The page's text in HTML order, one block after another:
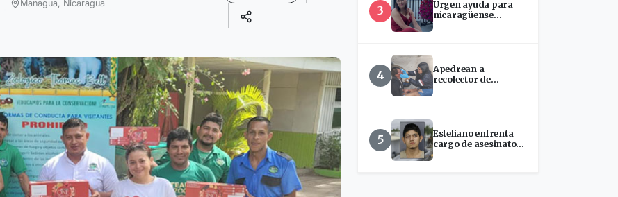
Managua, Nicaragua
3
Urgen ayuda para
nicaragüense
4
Apedrean a
recolector de
5
Esteliano enfrenta
cargo de asesinato